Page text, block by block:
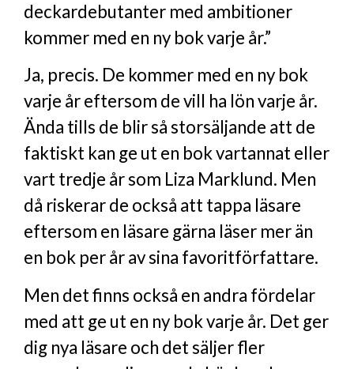
deckardebutanter med ambitioner
kommer med en ny bok varje år.”
Ja, precis. De kommer med en ny bok
varje år eftersom de vill ha lön varje år.
Ända tills de blir så storsäljande att de
faktiskt kan ge ut en bok vartannat eller
vart tredje år som Liza Marklund. Men
då riskerar de också att tappa läsare
eftersom en läsare gärna läser mer än
en bok per år av sina favoritförfattare.
Men det finns också en andra fördelar
med att ge ut en ny bok varje år. Det ger
dig nya läsare och det säljer fler